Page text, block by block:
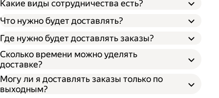
Какие виды сотрудничества есть?
Через парк;
Через парк как самозанятый;
Как самозанятый;
Как индивидуальный предприниматель;
Что нужно будет доставлять?
Где нужно будет доставлять заказы?
Сколько времени можно уделять
доставке?
Могу ли я доставлять заказы только по
выходным?